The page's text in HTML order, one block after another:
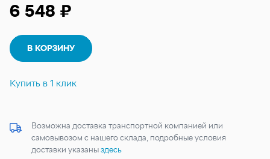
6 548 ₽
В КОРЗИНУ
Купить в 1 клик
Возможна доставка транспортной компанией или
самовывозом с нашего склада, подробные условия
доставки указаныздесь